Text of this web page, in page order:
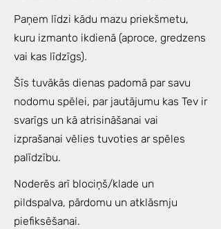
Paņem līdzi kādu mazu priekšmetu,
kuru izmanto ikdienā (aproce, gredzens
vai kas līdzīgs).
Šīs tuvākās dienas padomā par savu
nodomu spēlei, par jautājumu kas Tev ir
svarīgs un kā atrisināšanai vai
izprašanai vēlies tuvoties ar spēles
palīdzību.
Noderēs arī blociņš/klade un
pildspalva, pārdomu un atklāsmju
piefiksēšanai.